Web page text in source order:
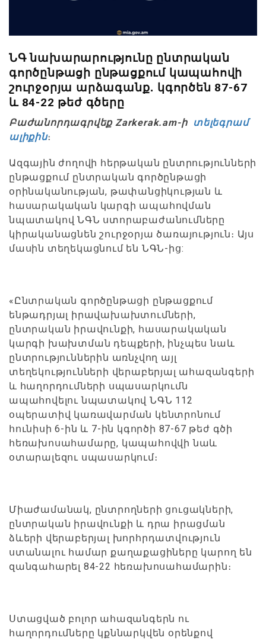
ՆԳ նախարարությունը ընտրական
գործընթացի ընթացքում կապահովի
շուրջօրյա արձագանք․ կգործեն 87-67
և 84-22 թեժ գծերը
Բաժանորդագրվեք Zarkerak.am-ի տելեգրամ
ալիքին։
Ազգային ժողովի հերթական ընտրությունների
ընթացքում ընտրական գործընթացի
օրինականության, թափանցիկության և
հասարակական կարգի ապահովման
նպատակով ՆԳՆ ստորաբաժանումները
կիրականացնեն շուրջօրյա ծառայություն։ Այս
մասին տեղեկացնում են ՆԳՆ-ից:
«Ընտրական գործընթացի ընթացքում
ենթադրյալ իրավախախտումների,
ընտրական իրավունքի, հասարակական
կարգի խախտման դեպքերի, ինչպես նաև
ընտրություններին առնչվող այլ
տեղեկությունների վերաբերյալ ահազանգերի
և հաղորդումների սպասարկումն
ապահովելու նպատակով ՆԳՆ 112
օպերատիվ կառավարման կենտրոնում
հունիսի 6-ին և 7-ին կգործի 87-67 թեժ գծի
հեռախոսահամարը, կապահովվի նաև
օտարալեզու սպասարկում։
Միաժամանակ, ընտրողների ցուցակների,
ընտրական իրավունքի և դրա իրացման
ձևերի վերաբերյալ խորհրդատվություն
ստանալու համար քաղաքացիները կարող են
զանգահարել 84-22 հեռախոսահամարին։
Ստացված բոլոր ահազանգերն ու
հաղորդումները կքննարկվեն օրենքով